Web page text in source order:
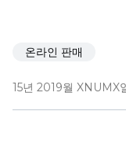
온라인 판매
15년 2019월 XNUMX